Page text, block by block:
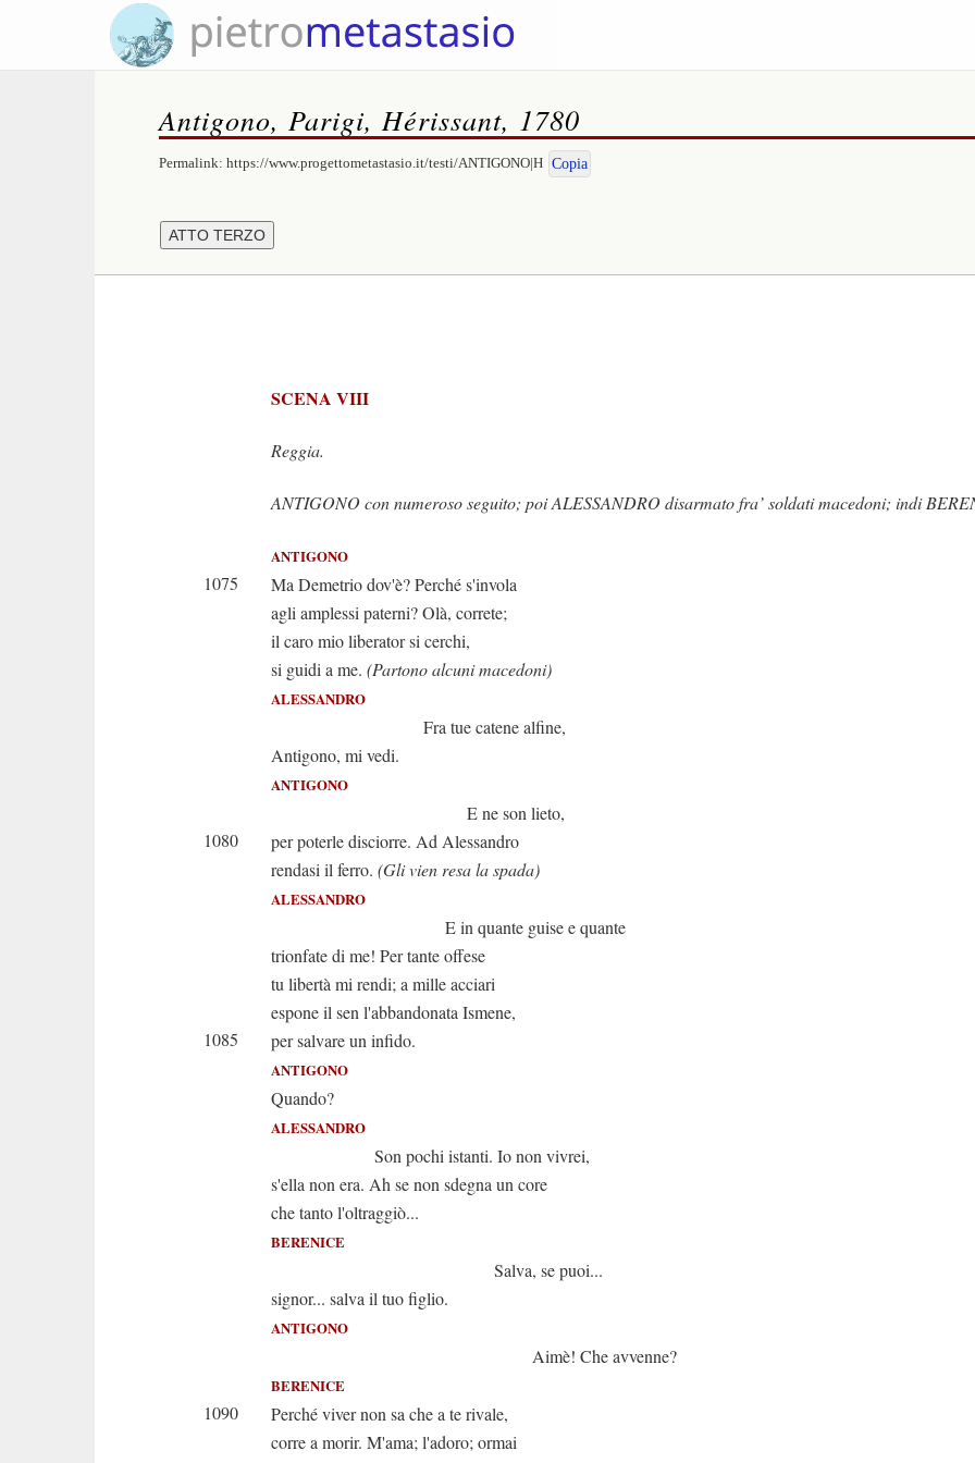
Antigono, Parigi, Hérissant, 1780
Permalink: https://www.progettometastasio.it/testi/ANTIGONO|H Copia
SCENA VIII
Reggia.
ANTIGONO con numeroso seguito; poi ALESSANDRO disarmato fra’ soldati macedoni; indi
ANTIGONO
1075
Ma Demetrio dov'è? Perché s'invola
agli amplessi paterni? Olà, correte;
il caro mio liberator si cerchi,
si guidi a me. (Partono alcuni macedoni)
ALESSANDRO
Fra tue catene alfine,
Antigono, mi vedi.
ANTIGONO
E ne son lieto,
1080
per poterle disciorre. Ad Alessandro
rendasi il ferro. (Gli vien resa la spada)
ALESSANDRO
E in quante guise e quante
trionfate di me! Per tante offese
tu libertà mi rendi; a mille acciari
espone il sen l'abbandonata Ismene,
1085
per salvare un infido.
ANTIGONO
Quando?
ALESSANDRO
Son pochi istanti. Io non vivrei,
s'ella non era. Ah se non sdegna un core
che tanto l'oltraggiò...
BERENICE
Salva, se puoi...
signor... salva il tuo figlio.
ANTIGONO
Aimè! Che avvenne?
BERENICE
1090
Perché viver non sa che a te rivale,
corre a morir. M'ama; l'adoro; ormai